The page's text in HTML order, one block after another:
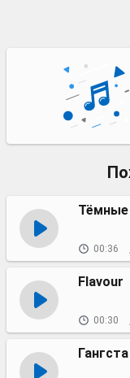
Тёмные
00:36
Flavour
00:30